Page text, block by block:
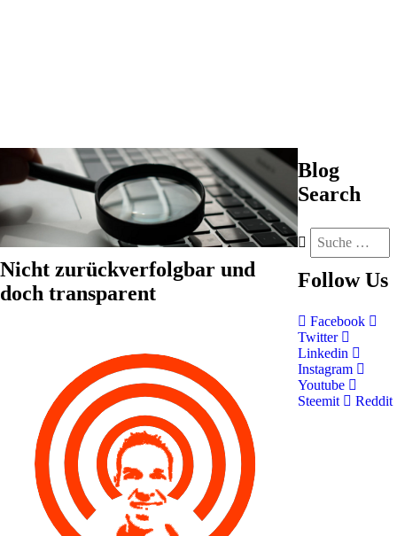
Nicht zurückverfolgbar und
doch transparent
Blog
Search
Follow Us
Facebook
Twitter
Linkedin
Instagram
Youtube
Steemit
Reddit